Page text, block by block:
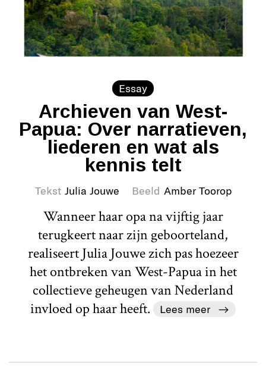
Essay
Archieven van West-
Papua: Over narratieven,
liederen en wat als
kennis telt
Tekst Julia Jouwe Beeld Amber Toorop
Wanneer haar opa na vijftig jaar
terugkeert naar zijn geboorteland,
realiseert Julia Jouwe zich pas hoezeer
het ontbreken van West-Papua in het
collectieve geheugen van Nederland
invloed op haar heeft.
Lees meer